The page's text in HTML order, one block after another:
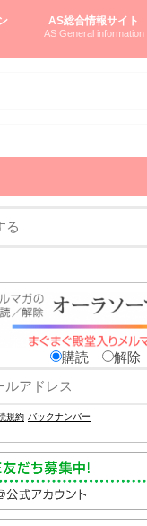
AS総合情報サイト
AS General information
購読 解除
規約 バックナンバー